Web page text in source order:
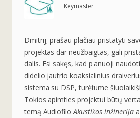
Keymaster
Dmitrij, prašau plačiau pristatyti
projektas dar neužbaigtas, gali
dalis. Esi sakęs, kad planuoji
didelio jautrio koaksialinius
sistema su DSP, turėtume
Tokios apimties projektui būtų
temą AudiofiloAkustikos inžinerija